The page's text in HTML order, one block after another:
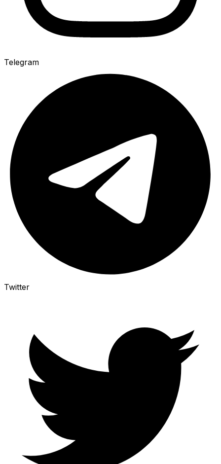
Telegram
Twitter